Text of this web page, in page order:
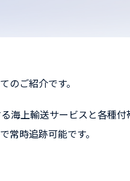
のご紹介です。
海上輸送サービスと各種
常時追跡可能です。